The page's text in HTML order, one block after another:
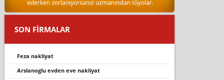
SON FİRMALAR
feza nakli̇yat
arslanoglu evden eve nakliyat